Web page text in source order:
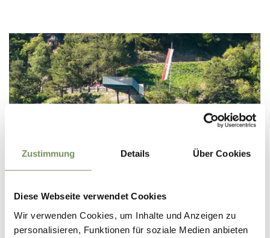
Zustimmung Details Über Cookies
Diese Webseite verwendet Cookies
Wir verwenden Cookies, um Inhalte und Anzeigen zu
personalisieren, Funktionen für soziale Medien anbieten